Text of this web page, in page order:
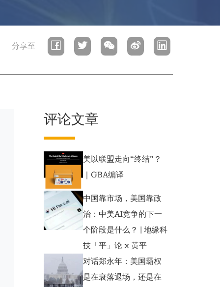
分享至
评论文章
美以联盟走向“终结”？
｜GBA编译
中国靠市场，美国靠政
治：中美AI竞争的下一
个阶段是什么？ | 地缘科
技「平」论 x 黄平
对话郑永年：美国霸权
是在衰落退场，还是在